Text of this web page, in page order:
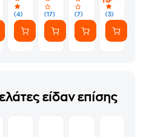
4 Βαζάκια
με
Καπάκι
Καλουπάκι
και
Εργαλεία
(4) (17) (7) (3)
είδαν επίσης